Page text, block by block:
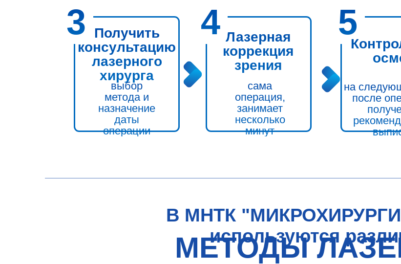
Получить
консультацию
лазерного
хирурга
выбор
метода и
назначение
даты
операции
сама
операция,
занимает
несколько
минут
Лазерная
коррекция
зрения
на
после
5
4
3
В МНТК
используются
МЕТОДЫ